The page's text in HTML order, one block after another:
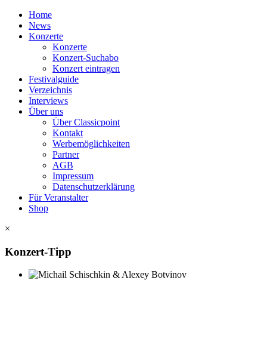
Home
News
Konzerte
Konzerte
Konzert-Suchabo
Konzert eintragen
Festivalguide
Verzeichnis
Interviews
Über uns
Über Classicpoint
Kontakt
Werbemöglichkeiten
Partner
AGB
Impressum
Datenschutzerklärung
Für Veranstalter
Shop
×
Konzert-Tipp